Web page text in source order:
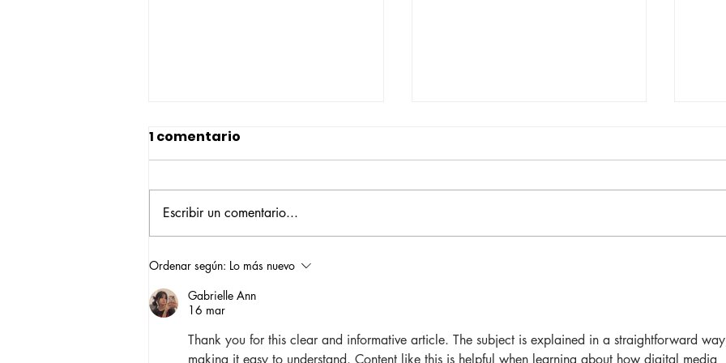
Construyendo su propio
camino: la historia de
Verónica Ardila Platín,
promoción 2017
1 comentario
Escribir un comentario...
Ordenar según: Lo más nuevo
Gabrielle Ann
16 mar
Thank you for this clear and informative article. The subject is explained in a straightforward
making it easy to understand. Content like this is helpful when learning about how digital media